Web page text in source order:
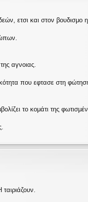
ετσι και στον βουδισμο
αγνοιας.
που εφτασε στη
το κομάτι της